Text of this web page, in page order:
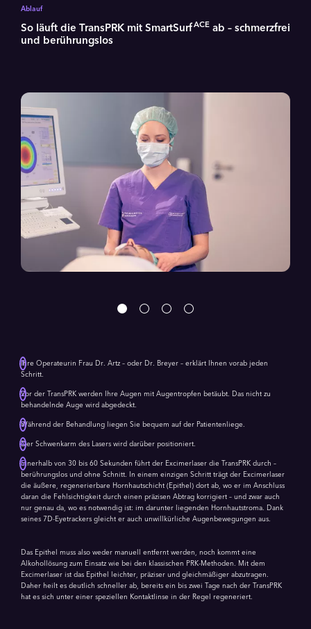
Ablauf
So läuft die TransPRK mit SmartSurfACE ab – schmerzfrei
und berührungslos
Ihre Operateurin Frau Dr. Artz – oder Dr. Breyer – erklärt Ihnen vorab jeden
Schritt.
Vor der TransPRK werden Ihre Augen mit Augentropfen betäubt. Das nicht zu
behandelnde Auge wird abgedeckt.
Während der Behandlung liegen Sie bequem auf der Patientenliege.
Der Schwenkarm des Lasers wird darüber positioniert.
Innerhalb von 30 bis 60 Sekunden führt der Excimerlaser die TransPRK durch –
berührungslos und ohne Schnitt. In einem einzigen Schritt trägt der Excimerlaser
die äußere, regenerierbare Hornhautschicht (Epithel) dort ab, wo er im Anschluss
daran die Fehlsichtigkeit durch einen präzisen Abtrag korrigiert – und zwar auch
nur genau da, wo es notwendig ist: im darunter liegenden Hornhautstroma. Dank
seines 7D-Eyetrackers gleicht er auch unwillkürliche Augenbewegungen aus.
Das Epithel muss also weder manuell entfernt werden, noch kommt eine
Alkohollösung zum Einsatz wie bei den klassischen PRK-Methoden. Mit dem
Excimerlaser ist das Epithel leichter, präziser und gleichmäßiger abzutragen.
Daher heilt es deutlich schneller ab, bereits ein bis zwei Tage nach der TransPRK
hat es sich unter einer speziellen Kontaktlinse in der Regel regeneriert.